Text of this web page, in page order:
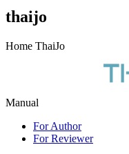
thaijo
Home ThaiJo
Manual
For Author
For Reviewer